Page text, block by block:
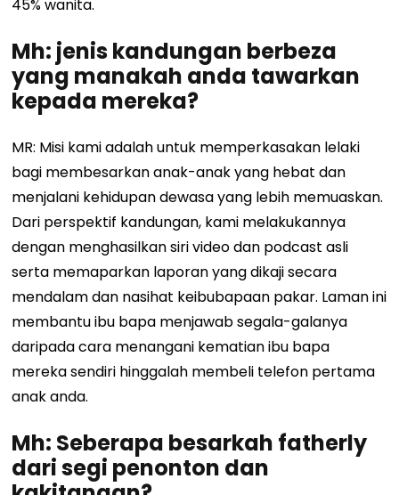
45% wanita.
Mh: jenis kandungan berbeza
yang manakah anda tawarkan
kepada mereka?
MR: Misi kami adalah untuk memperkasakan lelaki
bagi membesarkan anak-anak yang hebat dan
menjalani kehidupan dewasa yang lebih memuaskan.
Dari perspektif kandungan, kami melakukannya
dengan menghasilkan siri video dan podcast asli
serta memaparkan laporan yang dikaji secara
mendalam dan nasihat keibubapaan pakar. Laman ini
membantu ibu bapa menjawab segala-galanya
daripada cara menangani kematian ibu bapa
mereka sendiri hinggalah membeli telefon pertama
anak anda.
Mh: Seberapa besarkah fatherly
dari segi penonton dan